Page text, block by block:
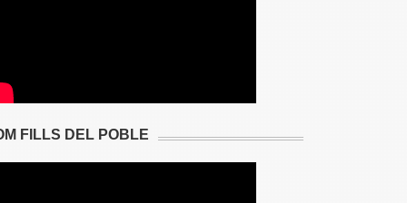
FILLS DEL POBLE